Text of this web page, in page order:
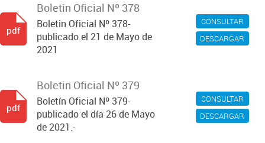
CONSULTAR
DESCARGAR
Boletin Oficial Nº 378
Boletin Oficial Nº 378-
publicado el 21 de Mayo de
2021
pdf
CONSULTAR
DESCARGAR
Boletin Oficial Nº 379
Boletín Oficial Nº 379-
publicado el día 26 de Mayo
de 2021.-
pdf